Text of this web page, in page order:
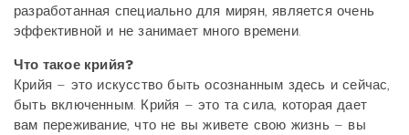
разработанная специально для мирян, является очень
эффективной и не занимает много времени.
Что такое крийя?
Крийя – это искусство быть осознанным здесь и сейчас,
быть включенным. Крийя – это та сила, которая дает
вам переживание, что не вы живете свою жизнь – вы